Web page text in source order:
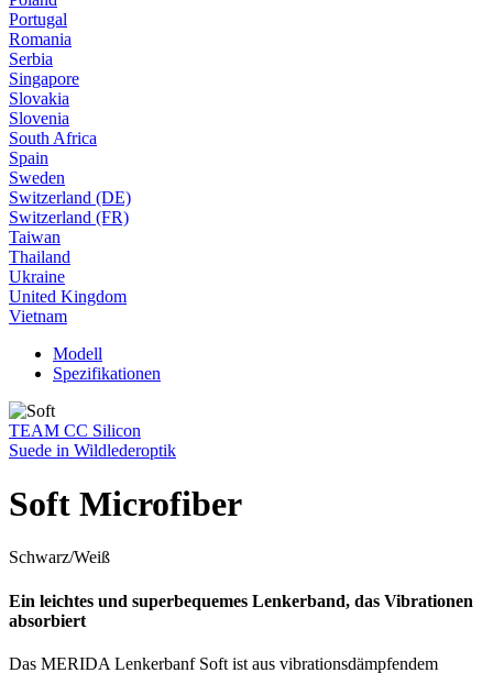
Portugal
Romania
Serbia
Singapore
Slovakia
Slovenia
South Africa
Spain
Sweden
Switzerland (DE)
Switzerland (FR)
Taiwan
Thailand
Ukraine
United Kingdom
Vietnam
Modell
Spezifikationen
TEAM CC Silicon
Suede in Wildlederoptik
Soft Microfiber
Schwarz/Weiß
Ein leichtes und superbequemes Lenkerband, das Vibrationen
absorbiert
Das MERIDA Lenkerbanf Soft ist aus vibrationsdämpfendem